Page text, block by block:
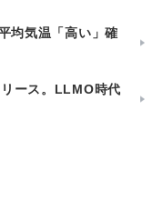
均気温「高い」確
リース。LLMO時代